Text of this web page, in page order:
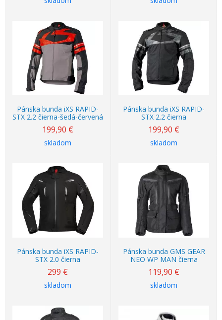
Pánska bunda iXS RAPID-
STX 2.2 čierna-šedá-červená
199,90 €
skladom
Pánska bunda iXS RAPID-
STX 2.2 čierna
199,90 €
skladom
Pánska bunda iXS RAPID-
STX 2.0 čierna
299 €
skladom
Pánska bunda GMS GEAR
NEO WP MAN čierna
119,90 €
skladom